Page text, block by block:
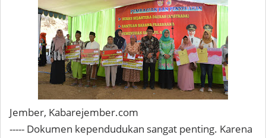
Jember, Kabarejember.com
----- Dokumen kependudukan sangat penting. Karena